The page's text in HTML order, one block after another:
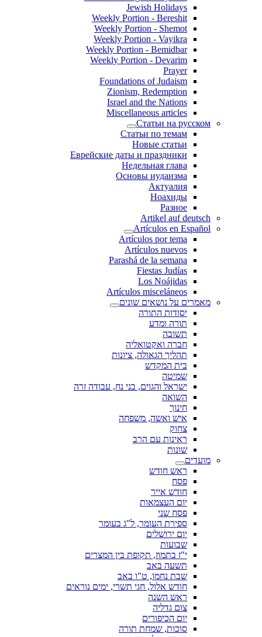
Jewish Holidays
Weekly Portion - Bereshit
Weekly Portion - Shemot
Weekly Portion - Vayikra
Weekly Portion - Bemidbar
Weekly Portion - Devarim
Prayer
Foundations of Judaism
Zionism, Redemption
Israel and the Nations
Miscellaneous articles
Статьи на русском
Статьи по темам
Новые статьи
Еврейские даты и праздники
Недельная глава
Основы иудаизма
Актуалия
Ноахиды
Разное
Artikel auf deutsch
Artículos en Español
Artículos por tema
Artículos nuevos
Parashá de la semana
Fiestas Judías
Los Noájidas
Artículos misceláneos
מאמרים על נושאים שונים
יסודות התורה
תורה ומדע
תשובה
חברה ואקטואליה
תהליך הגאולה, ציונות
בית המקדש
שמיטה
ישראל והגוים, בני נח, עבודה זרה
השואה
חינוך
איש ואשה, משפחה
צחוק
ראינות עם הרב
שונות
מועדים
ראש חודש
פסח
חודש אייר
יום העצמאות
פסח שני
ספירת העומר, ל"ג בעומר
יום ירושלים
שבועות
י"ז בתמוז, תקופת בין המצרים
תשעה באב
שבת נחמו, ט"ו באב
חודש אלול, חגי תשרי, ימים נוראים
ראש השנה
צום גדליה
יום הכיפורים
סוכות, שמחת תורה